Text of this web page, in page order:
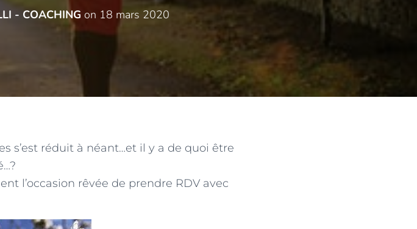
- COACHING on 18 mars 2020
s’est réduit à néant…et il y a de quoi être
l’occasion rêvée de prendre RDV avec